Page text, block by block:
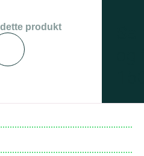
produkt